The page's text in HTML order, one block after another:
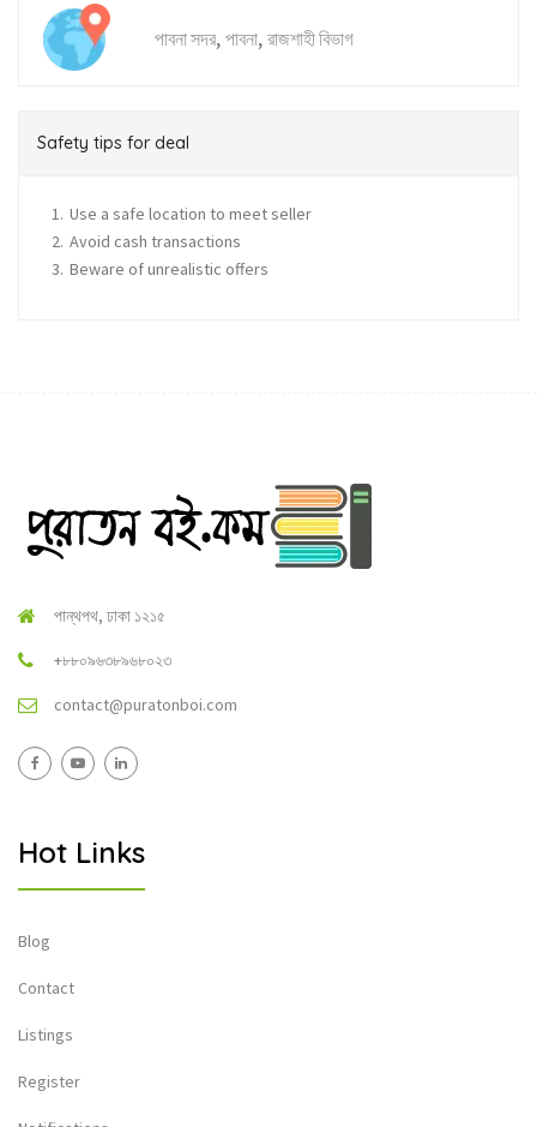
পাবনা সদর, পাবনা, রাজশাহী বিভাগ
Safety tips for deal
Use a safe location to meet seller
Avoid cash transactions
Beware of unrealistic offers
পান্থপথ, ঢাকা ১২১৫
+৮৮০৯৬৩৮৯৬৮০২৩
contact@puratonboi.com
Hot Links
Blog
Contact
Listings
Register